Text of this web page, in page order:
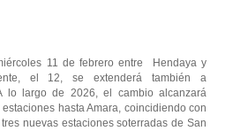
11 de febrero entre Hendaya y
el 12, se extenderá también a
lo largo de 2026, el cambio alcanzará
hasta Amara, coincidiendo con
nuevas estaciones soterradas de San